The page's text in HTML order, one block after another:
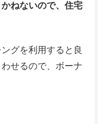
ねないので、住宅
グを利用すると良
せるので、ボーナ